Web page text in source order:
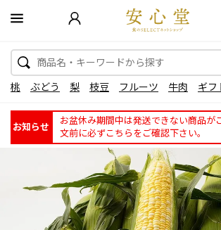
桃 ぶどう 梨 枝豆 フルーツ 牛肉 ギフ
お知らせ
お盆休み期間中は発送できない商品が
文前に必ずこちらをご確認下さい。